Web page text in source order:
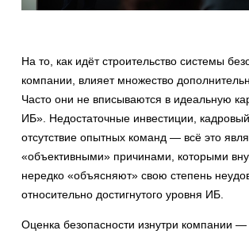
На то, как идёт строительство системы
компании, влияет множество
Часто они не вписываются в идеальную
ИБ». Недостаточные инвестиции, кадровый
отсутствие опытных команд — всё это
«объективными» причинами, которыми
нередко «объясняют» свою степень
относительно достигнутого уровня ИБ.
Оценка безопасности изнутри компании —